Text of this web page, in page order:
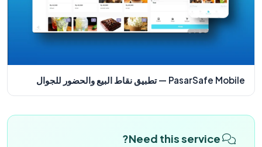
PasarSafe Mobile — تطبيق نقاط البيع والحضور للجوال